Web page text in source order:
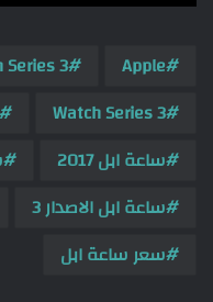
Apple
3
Watch Series 3
ساعة ابل 2017
ساعة ابل الاصدار 3
سعر ساعة ابل